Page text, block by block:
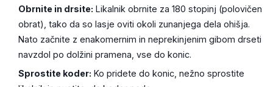
Obrnite in drsite: Likalnik obrnite za 180 stopinj (polovičen
obrat), tako da so lasje oviti okoli zunanjega dela ohišja.
Nato začnite z enakomernim in neprekinjenim gibom drseti
navzdol po dolžini pramena, vse do konic.
Sprostite koder: Ko pridete do konic, nežno sprostite